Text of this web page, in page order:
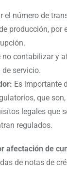
el número de
producción, por
no contabilizar y
servicio.
Es importante
que
legales que
regulados.
afectación de
de notas de